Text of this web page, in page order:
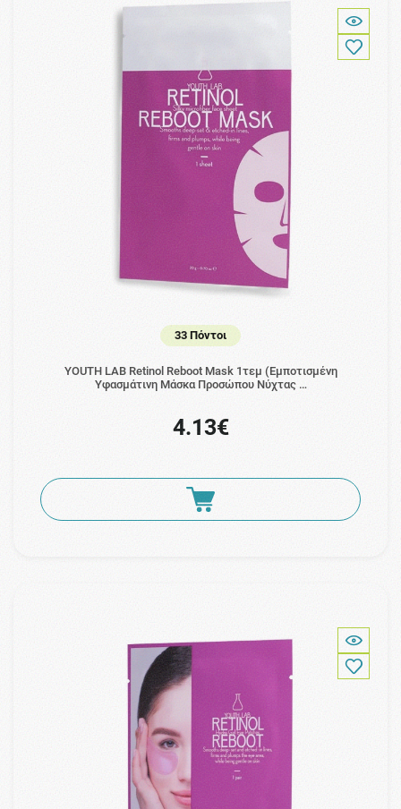
33 Πόντοι
YOUTH LAB Retinol Reboot Mask 1τεμ (Eμποτισμένη
Υφασμάτινη Μάσκα Προσώπου Νύχτας …
4.13€